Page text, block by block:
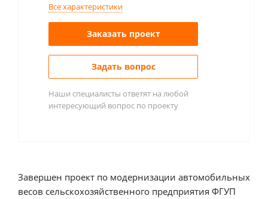
Все характеристики
Заказать проект
Задать вопрос
Наши специалисты ответят на любой
интересующий вопрос по проекту
Завершен проект по модернизации автомобильных
весов сельскохозяйственного предприятия ФГУП